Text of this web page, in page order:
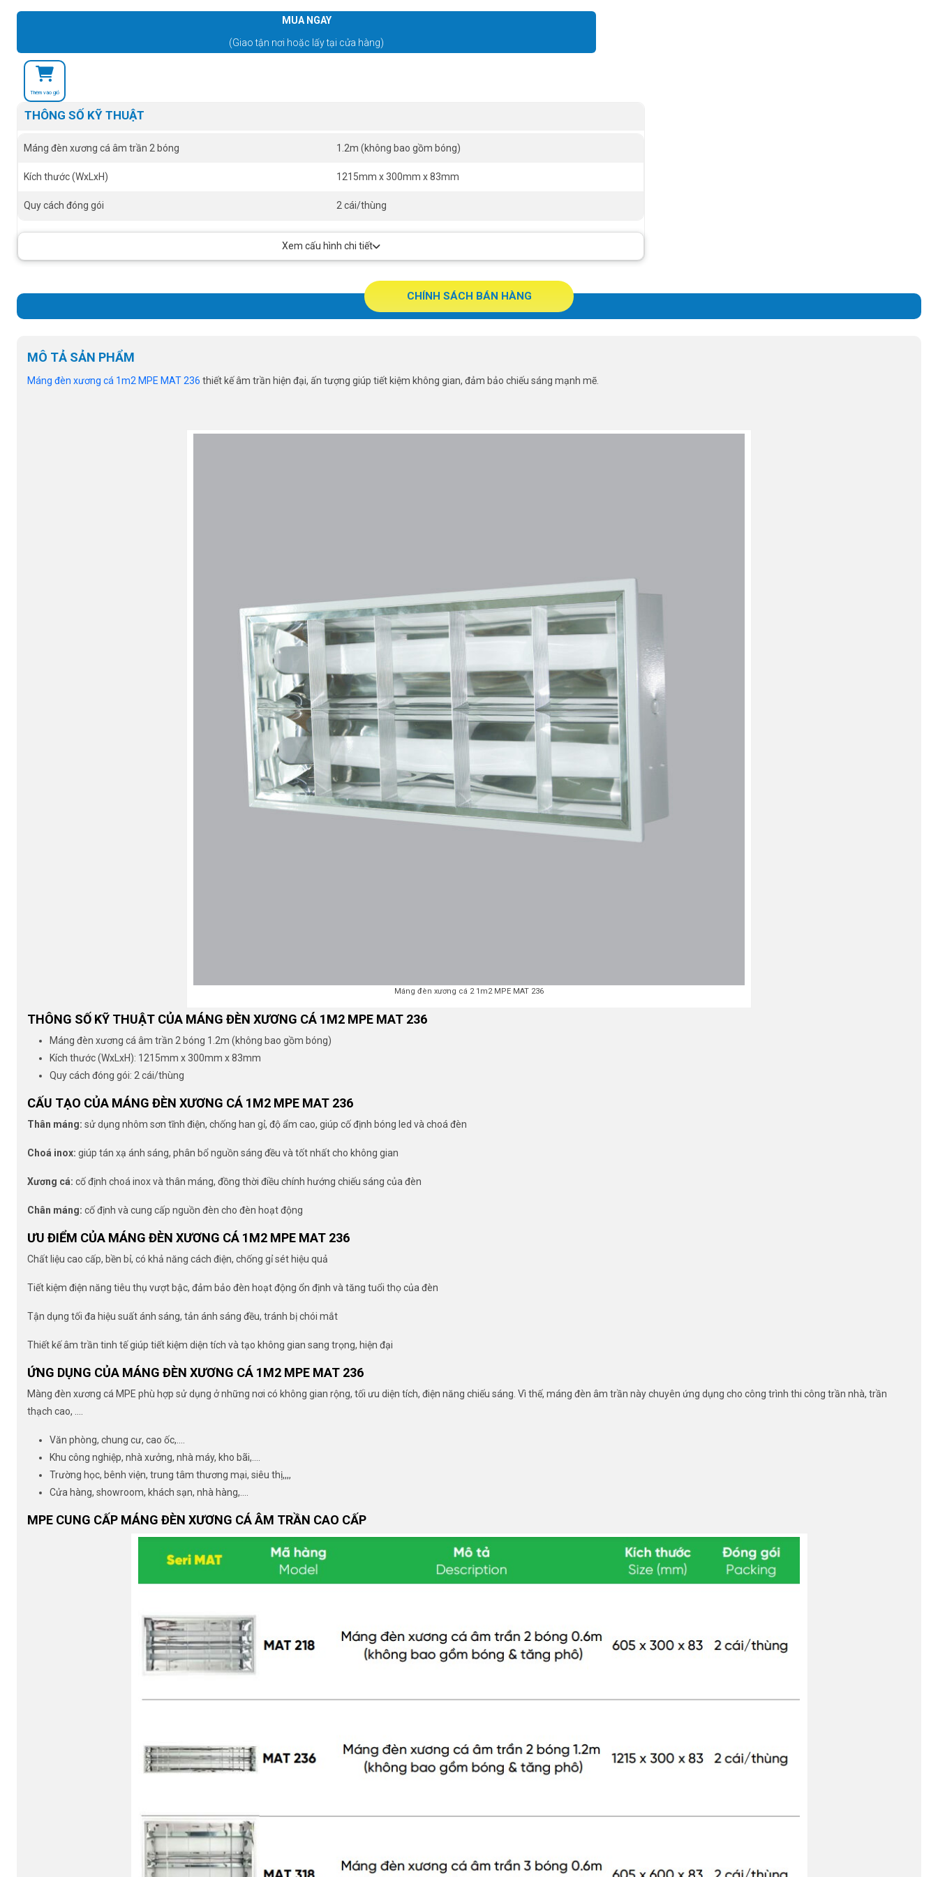
MUA NGAY
(Giao tận nơi hoặc lấy tại cửa hàng)
Thêm vào giỏ
THÔNG SỐ KỸ THUẬT
Máng đèn xương cá âm trần 2 bóng 1.2m (không bao gồm bóng)
Kích thước (WxLxH) 1215mm x 300mm x 83mm
Quy cách đóng gói 2 cái/thùng
Xem cấu hình chi tiết
CHÍNH SÁCH BÁN HÀNG
MÔ TẢ SẢN PHẨM
Máng đèn xương cá 1m2 MPE MAT 236 thiết kế âm trần hiện đại, ấn tượng giúp tiết kiệm không gian, đảm bảo chiếu sáng mạnh mẽ.
Máng đèn xương cá 2 1m2 MPE MAT 236
THÔNG SỐ KỸ THUẬT CỦA MÁNG ĐÈN XƯƠNG CÁ 1M2 MPE MAT 236
Máng đèn xương cá âm trần 2 bóng 1.2m (không bao gồm bóng)
Kích thước (WxLxH): 1215mm x 300mm x 83mm
Quy cách đóng gói: 2 cái/thùng
CẤU TẠO CỦA MÁNG ĐÈN XƯƠNG CÁ 1M2 MPE MAT 236
Thân máng: sử dụng nhôm sơn tĩnh điện, chống han gỉ, độ ẩm cao, giúp cố định bóng led và choá đèn
Choá inox: giúp tán xạ ánh sáng, phân bổ nguồn sáng đều và tốt nhất cho không gian
Xương cá: cố định choá inox và thân máng, đồng thời điều chính hướng chiếu sáng của đèn
Chân máng: cố định và cung cấp nguồn đèn cho đèn hoạt động
ƯU ĐIỂM CỦA MÁNG ĐÈN XƯƠNG CÁ 1M2 MPE MAT 236
Chất liệu cao cấp, bền bỉ, có khả năng cách điện, chống gỉ sét hiệu quả
Tiết kiệm điện năng tiêu thụ vượt bậc, đảm bảo đèn hoạt động ổn định và tăng tuổi thọ của đèn
Tận dụng tối đa hiệu suất ánh sáng, tản ánh sáng đều, tránh bị chói mắt
Thiết kế âm trần tinh tế giúp tiết kiệm diện tích và tạo không gian sang trọng, hiện đại
ỨNG DỤNG CỦA MÁNG ĐÈN XƯƠNG CÁ 1M2 MPE MAT 236
Màng đèn xương cá MPE phù hợp sử dụng ở những nơi có không gian rộng, tối ưu diện tích, điện năng chiếu sáng. Vì thế, máng đèn âm trần này chuyên ứng dụng cho công trình thi công trần nhà, trần
thạch cao, ….
Văn phòng, chung cư, cao ốc,….
Khu công nghiệp, nhà xưởng, nhà máy, kho bãi,….
Trường học, bênh viện, trung tâm thương mại, siêu thị,,,,
Cửa hàng, showroom, khách sạn, nhà hàng,….
MPE CUNG CẤP MÁNG ĐÈN XƯƠNG CÁ ÂM TRẦN CAO CẤP